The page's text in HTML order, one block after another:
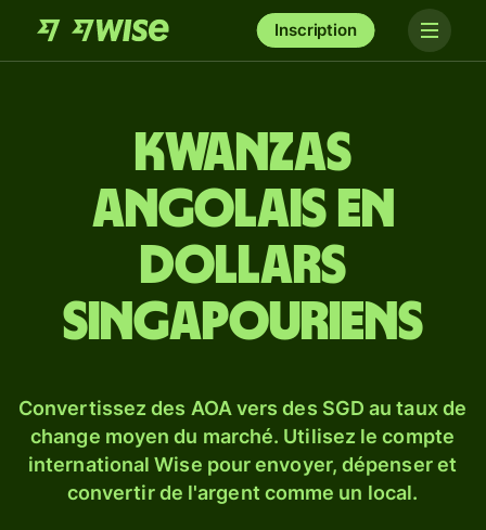
Inscription
Kwanzas
angolais en
dollars
singapouriens
Convertissez des AOA vers des SGD au taux de
change moyen du marché. Utilisez le compte
international Wise pour envoyer, dépenser et
convertir de l'argent comme un local.